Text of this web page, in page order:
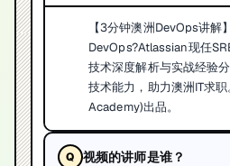
【3分钟澳洲DevOps讲解
DevOps?Atlassian现任
技术深度解析与实战经验
技术能力，助力澳洲IT求
Academy)出品。
视频的讲师是谁？